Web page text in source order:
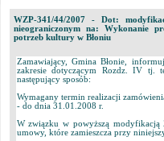
WZP-341/44/2007 - Dot:
nieograniczonym na: Wykonanie
potrzeb kultury w Błoniu
Zamawiający, Gmina Błonie,
zakresie dotyczącym Rozdz. IV tj.
następujący sposób:
Wymagany termin realizacji
- do dnia 31.01.2008 r.
W związku w powyższą
umowy, które zamieszcza przy